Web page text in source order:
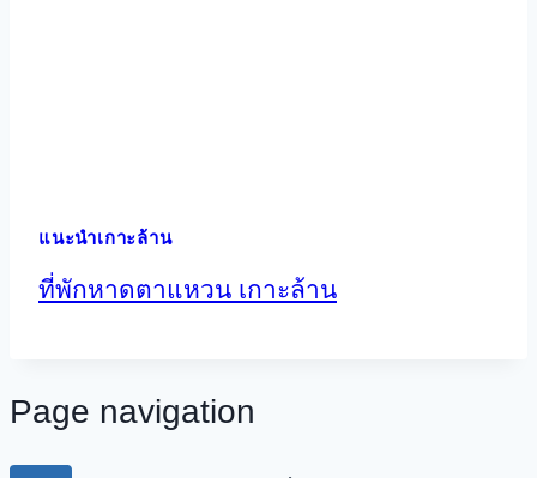
แนะนำเกาะล้าน
ที่พักหาดตาแหวน เกาะล้าน
Page navigation